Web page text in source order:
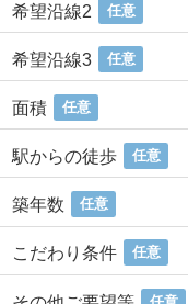
希望沿線2 任意
希望沿線3 任意
面積 任意
駅からの徒歩 任意
築年数 任意
こだわり条件 任意